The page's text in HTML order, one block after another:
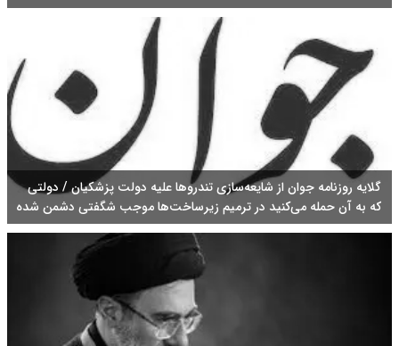
گلایه روزنامه جوان از شایعه‌سازی تندروها علیه دولت پزشکیان / دولتی
که به آن حمله می‌کنید در ترمیم زیرساخت‌ها موجب شگفتی دشمن شده
است